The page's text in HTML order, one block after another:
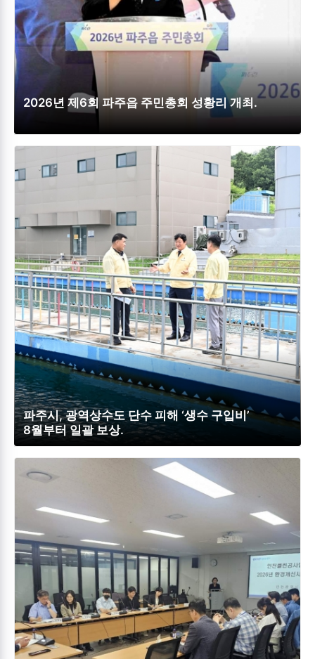
2026년 제6회 파주읍 주민총회 성황리 개최.
파주시, 광역상수도 단수 피해 ‘생수 구입비’
8월부터 일괄 보상.